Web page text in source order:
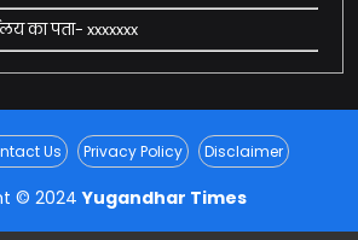
का पता- xxxxxxx
Us Privacy Policy Disclaimer
© 2024Yugandhar Times